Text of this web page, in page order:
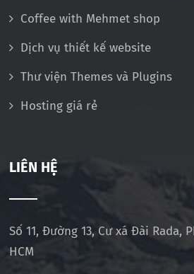
Coffee with Mehmet shop
Dịch vụ thiết kế website
Thư viện Themes và Plugins
Hosting giá rẻ
LIÊN HỆ
Số 11, Đường 13, Cư xá Đài Rada,
HCM